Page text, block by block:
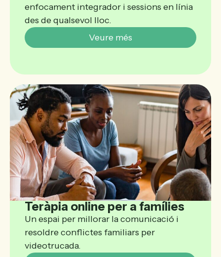
enfocament integrador i sessions en línia
des de qualsevol lloc.
Veure més
Teràpia online per a famílies
Un espai per millorar la comunicació i
resoldre conflictes familiars per
videotrucada.